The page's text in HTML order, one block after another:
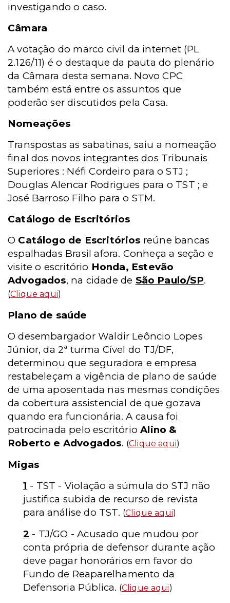
investigando o caso.
Câmara
A votação do marco civil da internet (PL
2.126/11) é o destaque da pauta do plenário
da Câmara desta semana. Novo CPC
também está entre os assuntos que
poderão ser discutidos pela Casa.
Nomeações
Transpostas as sabatinas, saiu a nomeação
final dos novos integrantes dos Tribunais
Superiores : Néfi Cordeiro para o STJ ;
Douglas Alencar Rodrigues para o TST ; e
José Barroso Filho para o STM.
Catálogo de Escritórios
O Catálogo de Escritórios reúne bancas
espalhadas Brasil afora. Conheça a seção e
visite o escritório Honda, Estevão
Advogados, na cidade de São Paulo/SP.
(Clique aqui)
Plano de saúde
O desembargador Waldir Leôncio Lopes
Júnior, da 2ª turma Cível do TJ/DF,
determinou que seguradora e empresa
restabeleçam a vigência de plano de saúde
de uma aposentada nas mesmas condições
da cobertura assistencial de que gozava
quando era funcionária. A causa foi
patrocinada pelo escritórioAlino &
Roberto e Advogados. (Clique aqui)
Migas
1 - TST - Violação a súmula do STJ não
justifica subida de recurso de revista
para análise do TST. (Clique aqui)
2 - TJ/GO - Acusado que mudou por
conta própria de defensor durante ação
deve pagar honorários em favor do
Fundo de Reaparelhamento da
Defensoria Pública. (Clique aqui)